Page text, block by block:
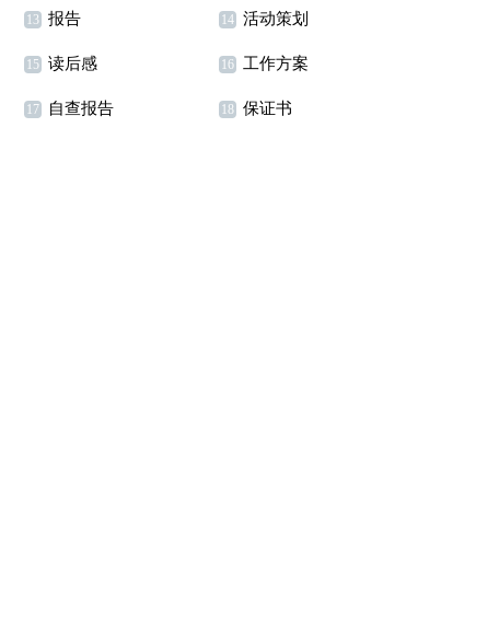
文集锦6篇 15篇
13 报告 14 活动策划
15 读后感 16 工作方案
17 自查报告 18 保证书